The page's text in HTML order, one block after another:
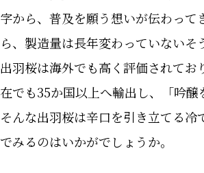
字から、普及を願う想いが伝わっ
ら、製造量は長年変わっていない
出羽桜は海外でも高く評価されて
在でも35か国以上へ輸出し、「吟
そんな出羽桜は辛口を引き立てる
でみるのはいかがでしょうか。